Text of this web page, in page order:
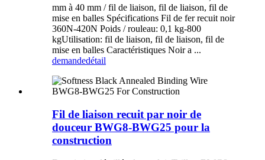
mm à 40 mm / fil de liaison, fil de liaison, fil de
mise en balles Spécifications Fil de fer recuit noir
360N-420N Poids / rouleau: 0,1 kg-800
kgUtilisation: fil de liaison, fil de liaison, fil de
mise en balles Caractéristiques Noir a ...
demandedétail
Fil de liaison recuit par noir de
douceur BWG8-BWG25 pour la
construction